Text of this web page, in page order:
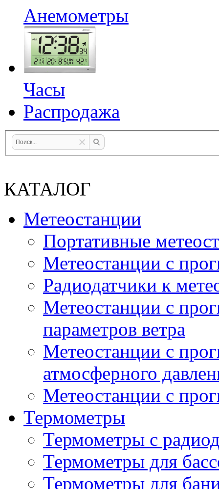
Анемометры
Часы
Распродажа
КАТАЛОГ
Метеостанции
Портативные
Метеостанции с
Радиодатчики к
Метеостанции с
параметров ветра
Метеостанции с
атмосферного
Метеостанции с
Термометры
Термометры с
Термометры для
Термометры для